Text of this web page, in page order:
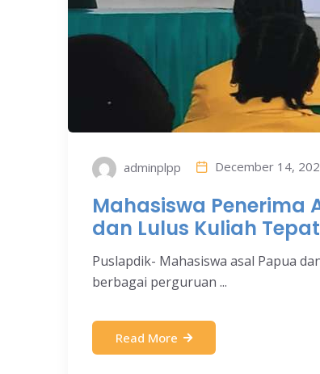
adminplpp December 14,
Mahasiswa Penerima
dan Lulus Kuliah
Puslapdik- Mahasiswa asal Papua
berbagai perguruan ...
Read More